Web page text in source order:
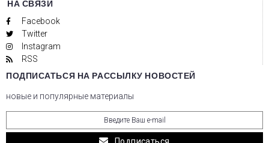
НА СВЯЗИ
Facebook
Twitter
Instagram
RSS
ПОДПИСАТЬСЯ НА РАССЫЛКУ НОВОСТЕЙ
новые и популярные материалы
Подписаться